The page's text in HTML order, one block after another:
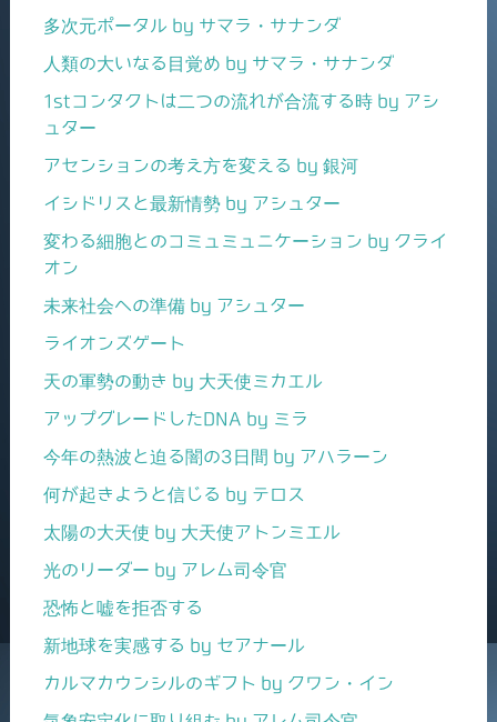
多次元ポータル by サマラ・サナンダ
人類の大いなる目覚め by サマラ・サナンダ
1stコンタクトは二つの流れが合流する時 by アシ
ュター
アセンションの考え方を変える by 銀河
イシドリスと最新情勢 by アシュター
変わる細胞とのコミュミュニケーション by クライ
オン
未来社会への準備 by アシュター
ライオンズゲート
天の軍勢の動き by 大天使ミカエル
アップグレードしたDNA by ミラ
今年の熱波と迫る闇の3日間 by アハラーン
何が起きようと信じる by テロス
太陽の大天使 by 大天使アトンミエル
光のリーダー by アレム司令官
恐怖と嘘を拒否する
新地球を実感する by セアナール
カルマカウンシルのギフト by クワン・イン